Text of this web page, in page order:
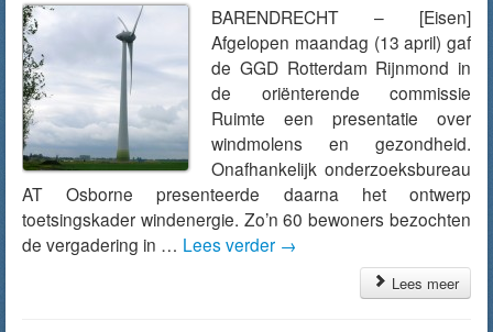
BARENDRECHT – [Eisen]
Afgelopen maandag (13 april) gaf
de GGD Rotterdam Rijnmond in
de oriënterende commissie
Ruimte een presentatie over
windmolens en gezondheid.
Onafhankelijk onderzoeksbureau
AT Osborne presenteerde daarna het ontwerp
toetsingskader windenergie. Zo’n 60 bewoners bezochten
de vergadering in … Lees verder →
Lees meer